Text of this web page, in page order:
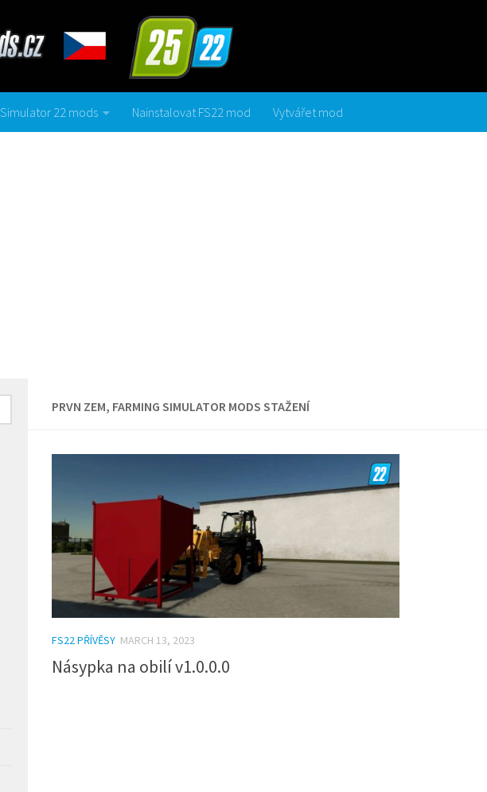
22 mods Nainstalovat FS22 mod Vytvářet mod
PRVN ZEM, FARMING SIMULATOR MODS STAŽENÍ
FS22 PŘÍVĚSY MARCH 13, 2023
Násypka na obilí v1.0.0.0